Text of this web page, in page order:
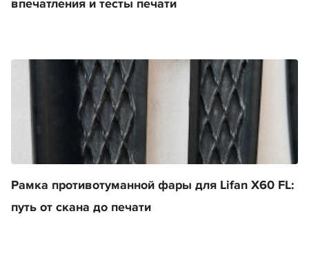
впечатления и тесты печати
Рамка противотуманной фары для Lifan X60 FL:
путь от скана до печати